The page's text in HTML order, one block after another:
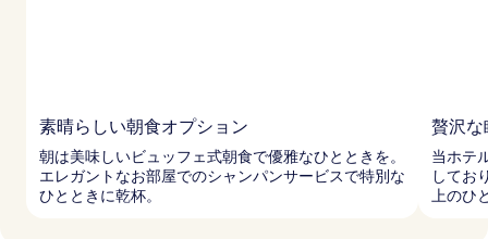
素晴らしい朝食オプション
朝は美味しいビュッフェ式朝食で優雅なひとときを。
エレガントなお部屋でのシャンパンサービスで特別な
ひとときに乾杯。
贅沢な
当ホテ
してお
上のひ